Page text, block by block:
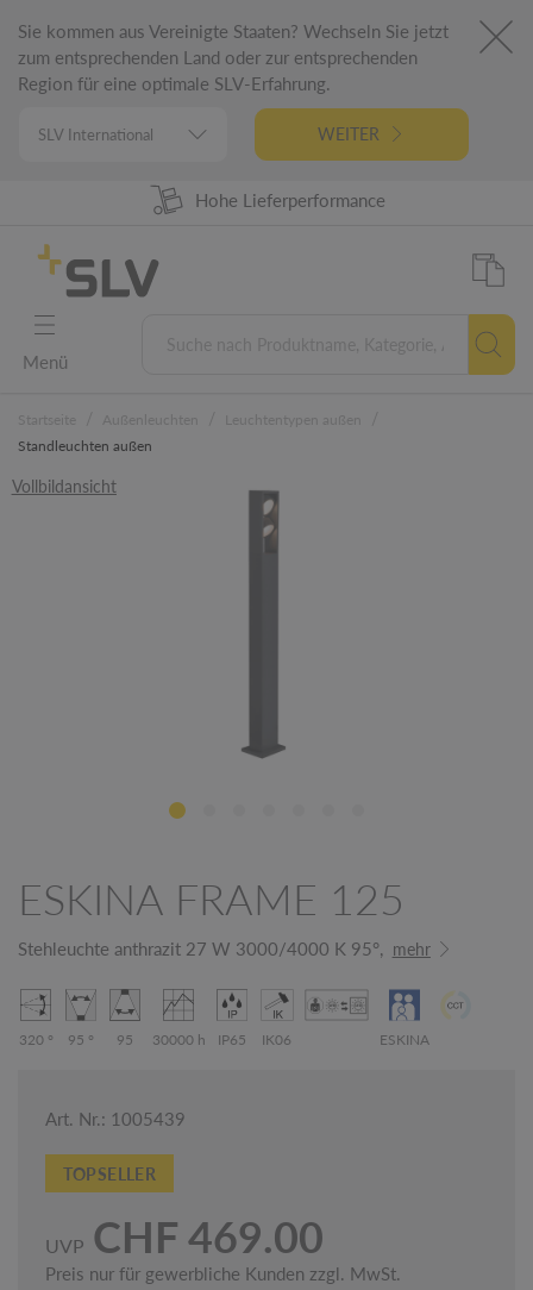
Sie kommen aus Vereinigte Staaten? Wechseln Sie jetzt
zum entsprechenden Land oder zur entsprechenden
Region für eine optimale SLV-Erfahrung.
WEITER
98% Warenverfügbarkeit
Hohe Lieferperformance
5 Jahre Garantie
German Engineering
Menü
Standleuchten außen
Vollbildansicht
ESKINA FRAME 125
Stehleuchte anthrazit 27 W 3000/4000 K 95°, mehr
320 ° 95 ° 95 30000 h IP65 IK06 ESKINA
Art. Nr.: 1005439
TOPSELLER
UVP CHF 469.00
Preis nur für gewerbliche Kunden zzgl. MwSt.